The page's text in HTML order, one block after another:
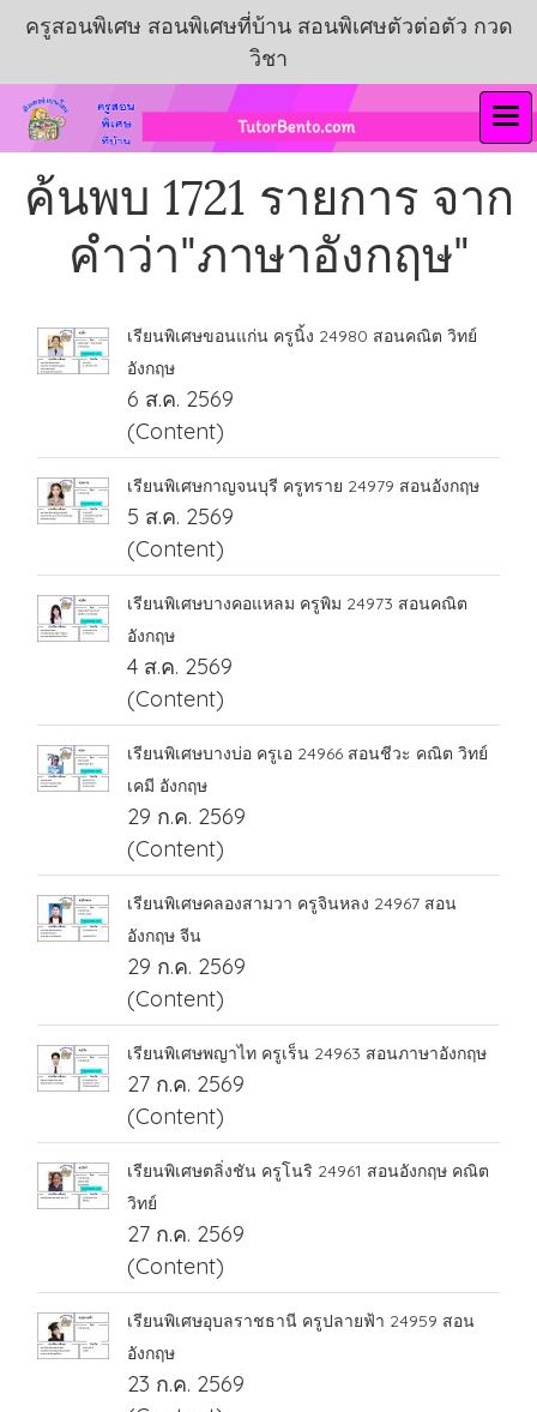
ครูสอนพิเศษ สอนพิเศษที่บ้าน สอนพิเศษตัวต่อตัว กวด
วิชา
ค้นพบ 1721 รายการ จาก
คำว่า"ภาษาอังกฤษ"
เรียนพิเศษขอนแก่น ครูนิ้ง 24980 สอนคณิต วิทย์
อังกฤษ
6 ส.ค. 2569
(Content)
เรียนพิเศษกาญจนบุรี ครูทราย 24979 สอนอังกฤษ
5 ส.ค. 2569
(Content)
เรียนพิเศษบางคอแหลม ครูพิม 24973 สอนคณิต
อังกฤษ
4 ส.ค. 2569
(Content)
เรียนพิเศษบางบ่อ ครูเอ 24966 สอนชีวะ คณิต วิทย์
เคมี อังกฤษ
29 ก.ค. 2569
(Content)
เรียนพิเศษคลองสามวา ครูจินหลง 24967 สอน
อังกฤษ จีน
29 ก.ค. 2569
(Content)
เรียนพิเศษพญาไท ครูเร็น 24963 สอนภาษาอังกฤษ
27 ก.ค. 2569
(Content)
เรียนพิเศษตลิ่งชัน ครูโนริ 24961 สอนอังกฤษ คณิต
วิทย์
27 ก.ค. 2569
(Content)
เรียนพิเศษอุบลราชธานี ครูปลายฟ้า 24959 สอน
อังกฤษ
23 ก.ค. 2569